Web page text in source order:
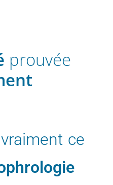
prouvée
ce